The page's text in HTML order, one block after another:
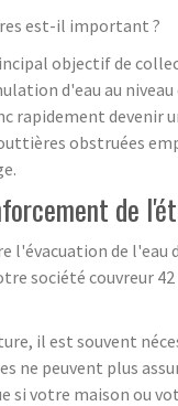
est-il important ?
objectif de
d'eau au
devenir
obstruées
de
l'évacuation de
société couvreur
il est souvent
ne peuvent plus
votre maison ou